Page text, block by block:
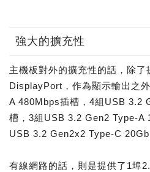
強大的擴充性
主機板對外的擴充性的話，除了
DisplayPort，作為顯示輸出之
A 480Mbps插槽，4組USB 3.2
槽，3組USB 3.2 Gen2 Type-A
USB 3.2 Gen2x2 Type-C
有線網路的話，則是提供了1埠